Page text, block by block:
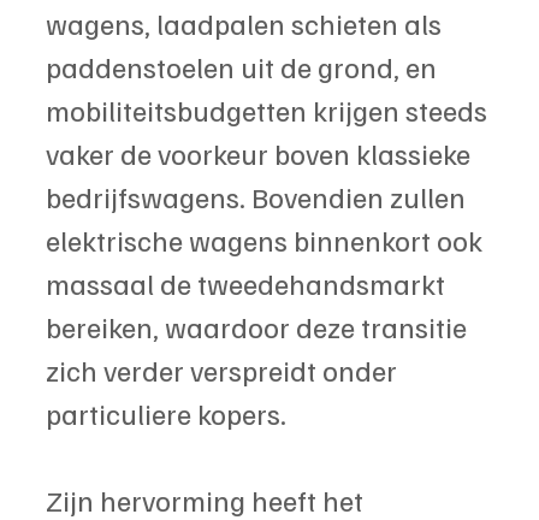
wagens, laadpalen schieten als
paddenstoelen uit de grond, en
mobiliteitsbudgetten krijgen steeds
vaker de voorkeur boven klassieke
bedrijfswagens. Bovendien zullen
elektrische wagens binnenkort ook
massaal de tweedehandsmarkt
bereiken, waardoor deze transitie
zich verder verspreidt onder
particuliere kopers.
Zijn hervorming heeft het